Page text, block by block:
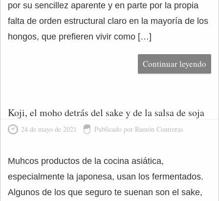
por su sencillez aparente y en parte por la propia
falta de orden estructural claro en la mayoría de los
hongos, que prefieren vivir como […]
Continuar leyendo
Koji, el moho detrás del sake y de la salsa de soja
24 de mayo de 2021 Publicado por Ramón Contreras
Muhcos productos de la cocina asiática,
especialmente la japonesa, usan los fermentados.
Algunos de los que seguro te suenan son el sake,